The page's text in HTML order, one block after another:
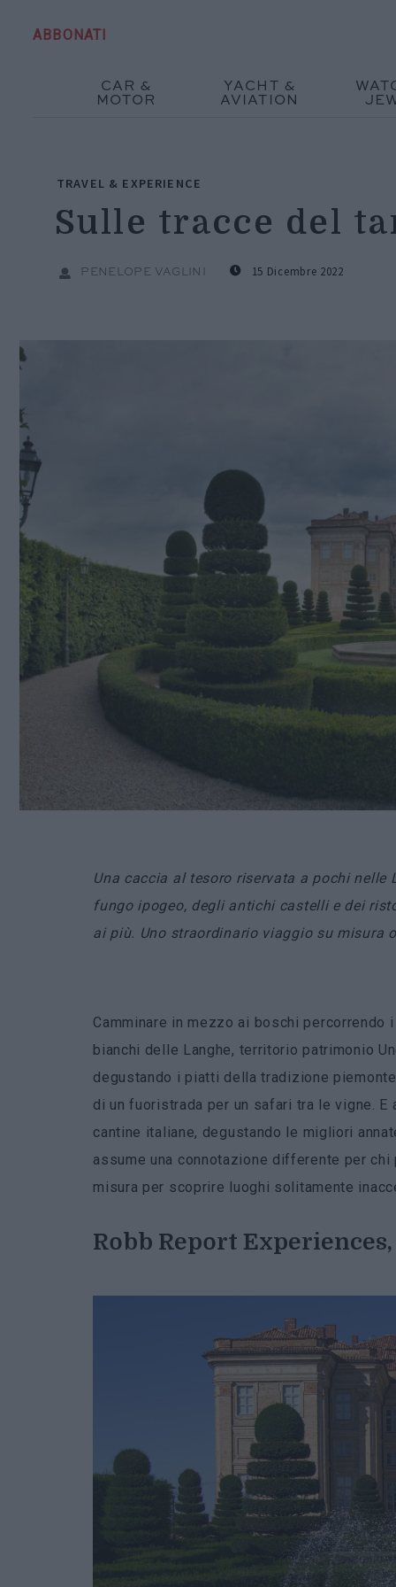
ABBONATI
CAR &
MOTOR
YACHT &
AVIATION
TRAVEL & EXPERIENCE
Sulle tracce del
PENELOPE VAGLINI 15 Dicembre 2022
Una caccia al tesoro riservata a pochi nelle
fungo ipogeo, degli antichi castelli e dei
ai più. Uno straordinario viaggio su misura
Camminare in mezzo ai boschi
bianchi delle Langhe, territorio patrimonio
degustando i piatti della tradizione
di un fuoristrada per un safari tra le vigne.
cantine italiane, degustando le migliori
assume una connotazione differente per chi
misura per scoprire luoghi solitamente
Robb Report